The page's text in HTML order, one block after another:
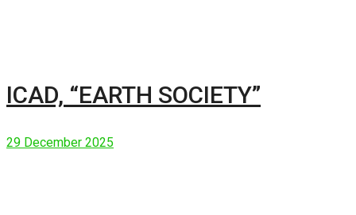
ICAD, “EARTH SOCIETY”
29 December 2025